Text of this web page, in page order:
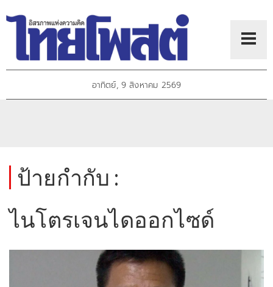
อาทิตย์, 9 สิงหาคม 2569
ป้ายกำกับ :
ไนโตรเจนไดออกไซด์